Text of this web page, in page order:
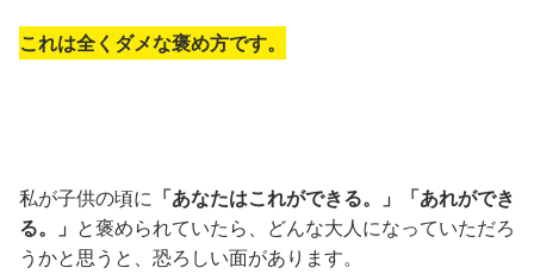
これは全くダメな褒め方です。
私が子供の頃に 「あなたはこれができる。」「あれができ
る。」 と褒められていたら、どんな大人になっていただろ
うかと思うと、恐ろしい面があります。